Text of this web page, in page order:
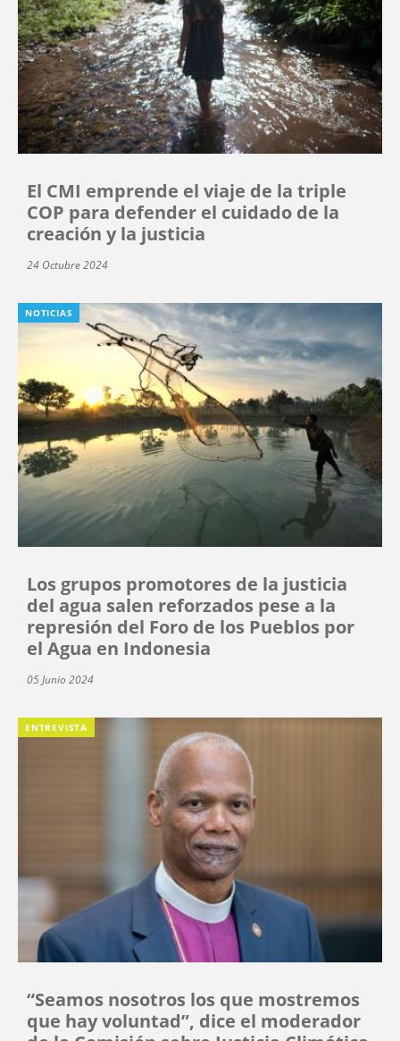
El CMI emprende el viaje de la triple
COP para defender el cuidado de la
creación y la justicia
24 Octubre 2024
NOTICIAS
Los grupos promotores de la justicia
del agua salen reforzados pese a la
represión del Foro de los Pueblos por
el Agua en Indonesia
05 Junio 2024
ENTREVISTA
“Seamos nosotros los que mostremos
que hay voluntad”, dice el moderador